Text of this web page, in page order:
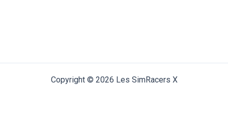
Copyright © 2026 Les SimRacers X